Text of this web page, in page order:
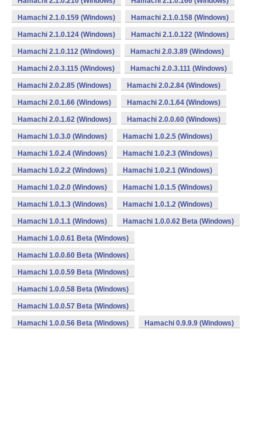
Hamachi 2.1.0.159 (Windows) Hamachi 2.1.0.158 (Windows)
Hamachi 2.1.0.124 (Windows) Hamachi 2.1.0.122 (Windows)
Hamachi 2.1.0.112 (Windows) Hamachi 2.0.3.89 (Windows)
Hamachi 2.0.3.115 (Windows) Hamachi 2.0.3.111 (Windows)
Hamachi 2.0.2.85 (Windows) Hamachi 2.0.2.84 (Windows)
Hamachi 2.0.1.66 (Windows) Hamachi 2.0.1.64 (Windows)
Hamachi 2.0.1.62 (Windows) Hamachi 2.0.0.60 (Windows)
Hamachi 1.0.3.0 (Windows) Hamachi 1.0.2.5 (Windows)
Hamachi 1.0.2.4 (Windows) Hamachi 1.0.2.3 (Windows)
Hamachi 1.0.2.2 (Windows) Hamachi 1.0.2.1 (Windows)
Hamachi 1.0.2.0 (Windows) Hamachi 1.0.1.5 (Windows)
Hamachi 1.0.1.3 (Windows) Hamachi 1.0.1.2 (Windows)
Hamachi 1.0.1.1 (Windows) Hamachi 1.0.0.62 Beta (Windows)
Hamachi 1.0.0.61 Beta (Windows)
Hamachi 1.0.0.60 Beta (Windows)
Hamachi 1.0.0.59 Beta (Windows)
Hamachi 1.0.0.58 Beta (Windows)
Hamachi 1.0.0.57 Beta (Windows)
Hamachi 1.0.0.56 Beta (Windows) Hamachi 0.9.9.9 (Windows)